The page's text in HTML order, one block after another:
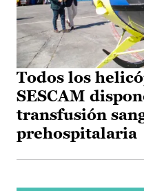
Todos los
SESCAM
transfusión
prehospitalaria